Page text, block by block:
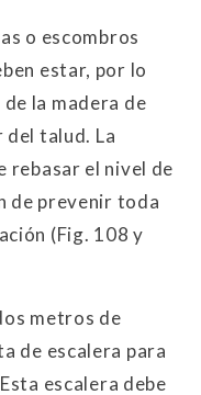
o escombros
estar, por lo
la madera de
talud. La
rebasar el nivel de
de prevenir toda
(Fig. 108 y
metros de
de escalera para
escalera debe